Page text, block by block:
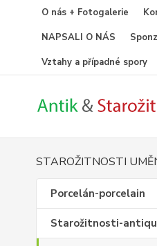
O nás + Fotogalerie
NAPSALI O NÁS
Vztahy a případné spory
STAROŽITNOSTI
Porcelán-porcelain
Starožitnosti-